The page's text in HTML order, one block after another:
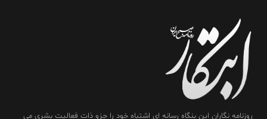
روزنامه نگاران این بنگاه رسانه ای اشتباه خود را جزو ذات فعالیت بشری می